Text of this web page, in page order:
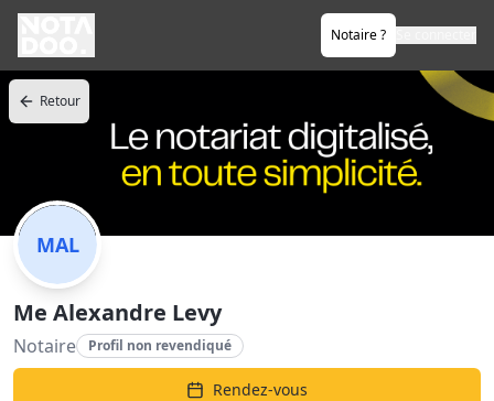
Notaire ?
Retour
MAL
Me Alexandre Levy
Notaire Profil non revendiqué
Rendez-vous